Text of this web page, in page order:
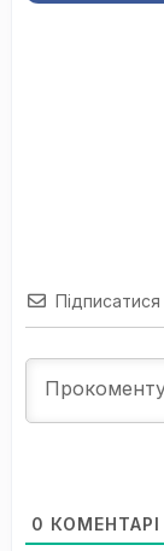
Підписатися
0 КОМЕНТАРІ